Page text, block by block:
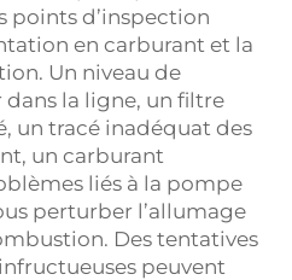
points d’inspection
en carburant et la
Un niveau de
dans la ligne, un filtre
un tracé inadéquat des
un carburant
liés à la pompe
perturber l’allumage
Des tentatives
peuvent